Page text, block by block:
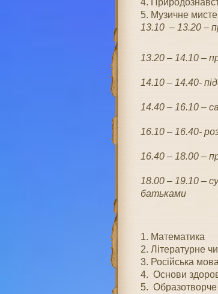
4.
5. Музичне
13.10 – 13.20– п
13.20 – 14.10 –
14.10 – 14.40-
14.40 – 16.10 –
16.10 – 16.40-
16.40 – 18.00 –
18.00 – 19.10 –
батьками
1. Математика
2. Літературне
3. Російська
4. Основи
5.